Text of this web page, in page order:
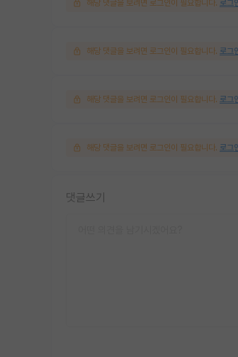
해당 댓글을 보려면 로그인이 필요합니다. 로그
해당 댓글을 보려면 로그인이 필요합니다. 로그
해당 댓글을 보려면 로그인이 필요합니다. 로그
해당 댓글을 보려면 로그인이 필요합니다. 로그
댓글쓰기